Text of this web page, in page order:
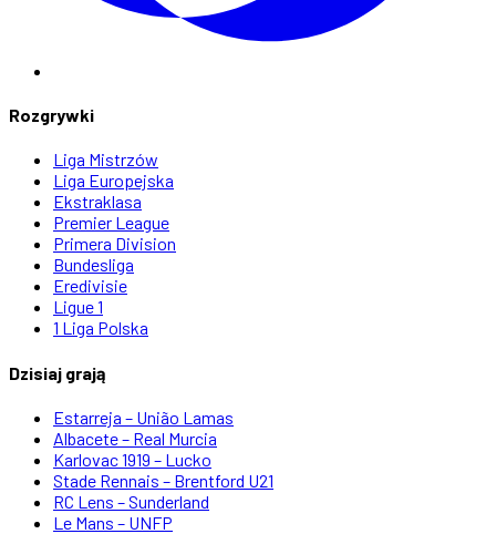
Rozgrywki
Liga Mistrzów
Liga Europejska
Ekstraklasa
Premier League
Primera Division
Bundesliga
Eredivisie
Ligue 1
1 Liga Polska
Dzisiaj grają
Estarreja – União Lamas
Albacete – Real Murcia
Karlovac 1919 – Lucko
Stade Rennais – Brentford U21
RC Lens – Sunderland
Le Mans – UNFP